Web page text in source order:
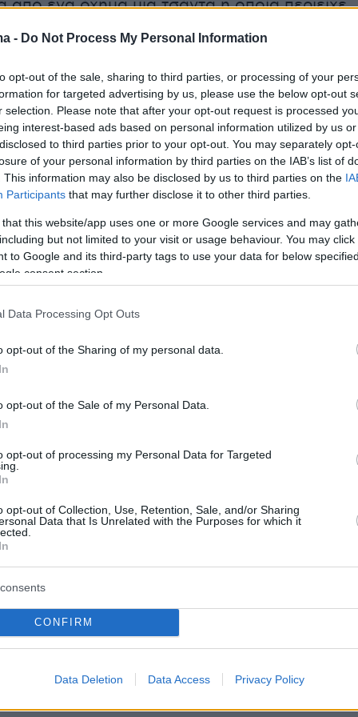
- Do Not Process My Personal Information
opt-out of the sale, sharing to third parties, or processing of your
for targeted advertising by us, please use the below opt-out
selection. Please note that after your opt-out request is processed
interest-based ads based on personal information utilized by us
to third parties prior to your opt-out. You may separately
of your personal information by third parties on the IAB’s list of
This information may also be disclosed by us to third parties on the
Participants that may further disclose it to other third parties.
that this website/app uses one or more Google services and may
but not limited to your visit or usage behaviour. You may
to Google and its third-party tags to use your data for below
consent section.
Data Processing Opt Outs
opt-out of the Sharing of my personal data.
opt-out of the Sale of my Personal Data.
opt-out of processing my Personal Data for Targeted
opt-out of Collection, Use, Retention, Sale, and/or Sharing
Data that Is Unrelated with the Purposes for which it
CONFIRM
Data Deletion Data Access Privacy Policy
από ένα όχημα μια τσάντα η οποία περιείχε
στον ιδιοκτήτη του οχήματος και ο
στον εισαγγελέα Πρωτοδικών
ψωνίσει σε ένα σούπερ μάρκετ στηνΆρτα
το μεσημέρι της Πέμπτης, αλλά όταν έφυγε
αντιλήφθηκαν ότιείχε ξαφρίσει διάφορα
πελάτισσα εντοπίστηκε μέσα σε λίγα λεπτά
της Ασφάλειας και τα κλεμμένα είδη
στην κατοχή της αποδόθηκαν σε υπεύθυνο
Πλημμελειοδικών Άρτας που της άσκησε
ο τουρίστας που βανδάλισε το
Το τηλεφώνημα και οι συγγνώμες στις
Σερβιτόρος σε beach bar παραδίδει
σχεδόν... κολυμπώντας! - Δείτε βίντεο
κύκλωμα trafficking: Εξέδιδαν 51 γυναίκες
Αμερική - Τα βασανιστήρια και οι απειλές
protothema.gr στο Google News
και μάθετε πρώτοι